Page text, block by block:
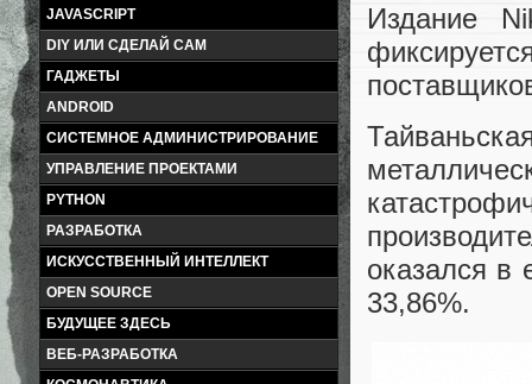
JAVASCRIPT
DIY ИЛИ СДЕЛАЙ САМ
ГАДЖЕТЫ
ANDROID
СИСТЕМНОЕ АДМИНИСТРИРОВАНИЕ
УПРАВЛЕНИЕ ПРОЕКТАМИ
PYTHON
РАЗРАБОТКА
ИСКУССТВЕННЫЙ ИНТЕЛЛЕКТ
OPEN SOURCE
БУДУЩЕЕ ЗДЕСЬ
ВЕБ-РАЗРАБОТКА
Издание
оказался в
33,86%.